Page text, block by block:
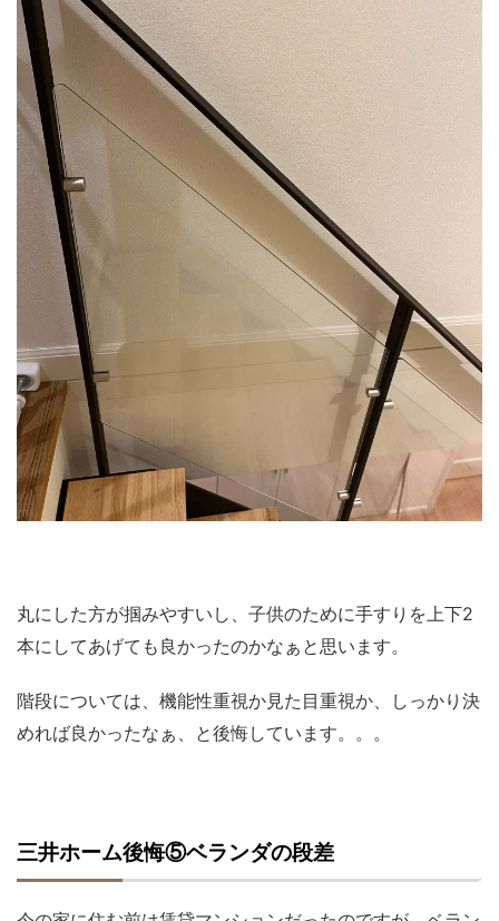
丸にした方が掴みやすいし、子供のために手すりを上下2
本にしてあげても良かったのかなぁと思います。
階段については、機能性重視か見た目重視か、しっかり決
めれば良かったなぁ、と後悔しています。。。
三井ホーム後悔⑤ベランダの段差